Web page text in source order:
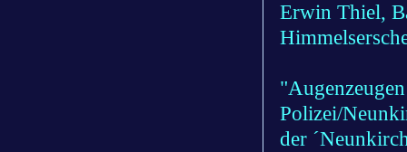
Erwin Thiel,
Polizei/
der